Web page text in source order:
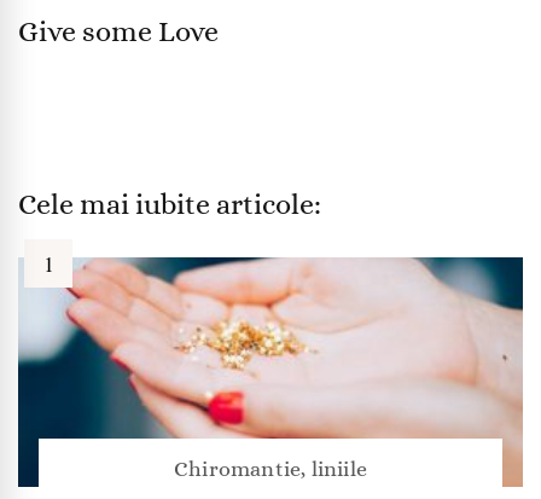
Give some Love
Cele mai iubite articole:
Chiromantie, liniile